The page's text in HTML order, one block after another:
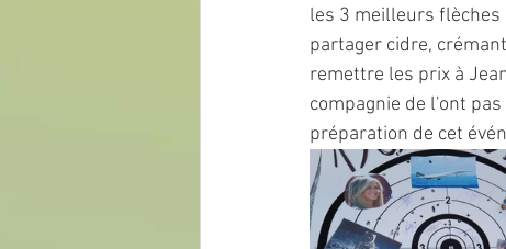
les 3 meilleurs flèches
partager cidre,
remettre les prix à
compagnie de l'ont
préparation de cet